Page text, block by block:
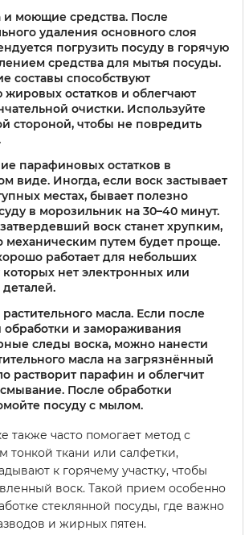
и моющие средства. После
удаления основного слоя
погрузить посуду в горячую
средства для мытья посуды.
составы способствуют
жировых остатков и облегчают
очистки. Используйте
стороной, чтобы не повредить
парафиновых остатков в
виде. Иногда, если воск застывает
местах, бывает полезно
в морозильник на 30–40 минут.
воск станет хрупким,
механическим путем будет проще.
работает для небольших
которых нет электронных или
масла. Если после
обработки и замораживания
следы воска, можно нанести
масла на загрязнённый
растворит парафин и облегчит
После обработки
посуду с мылом.
также часто помогает метод с
тонкой ткани или салфетки,
к горячему участку, чтобы
воск. Такой прием особенно
стеклянной посуды, где важно
и жирных пятен.